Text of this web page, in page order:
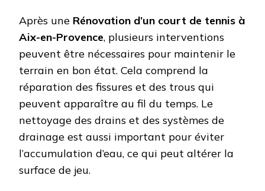
Après une Rénovation d’un court de tennis à
Aix-en-Provence, plusieurs interventions
peuvent être nécessaires pour maintenir le
terrain en bon état. Cela comprend la
réparation des fissures et des trous qui
peuvent apparaître au fil du temps. Le
nettoyage des drains et des systèmes de
drainage est aussi important pour éviter
l’accumulation d’eau, ce qui peut altérer la
surface de jeu.